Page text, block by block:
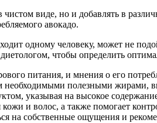
виде, но и добавлять в
авокадо.
одному человеку, может не
чтобы определить
питания, и мнения о его
необходимыми полезными
указывая на высокое
и волос, а также помогает
на собственные ощущения и